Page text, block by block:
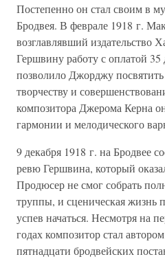
Постепенно он стал своим в
Бродвея. В феврале 1918 г.
возглавлявший издательство
Гершвину работу с оплатой
позволило Джорджу
творчеству и
композитора Джерома Керна
гармонии и мелодического
9 декабря 1918 г. на Бродвее
ревю Гершвина, который
Продюсер не смог собрать
труппы, и сценическая жизнь
успев начаться. Несмотря на
годах композитор стал
пятнадцати бродвейских